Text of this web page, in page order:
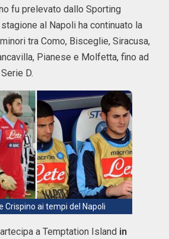
fu prelevato dallo Sporting
al Napoli ha continuato la
tra Como, Bisceglie, Siracusa,
Pianese e Molfetta, fino ad
D.
Crispino ai tempi del Napoli
a Temptation Island in